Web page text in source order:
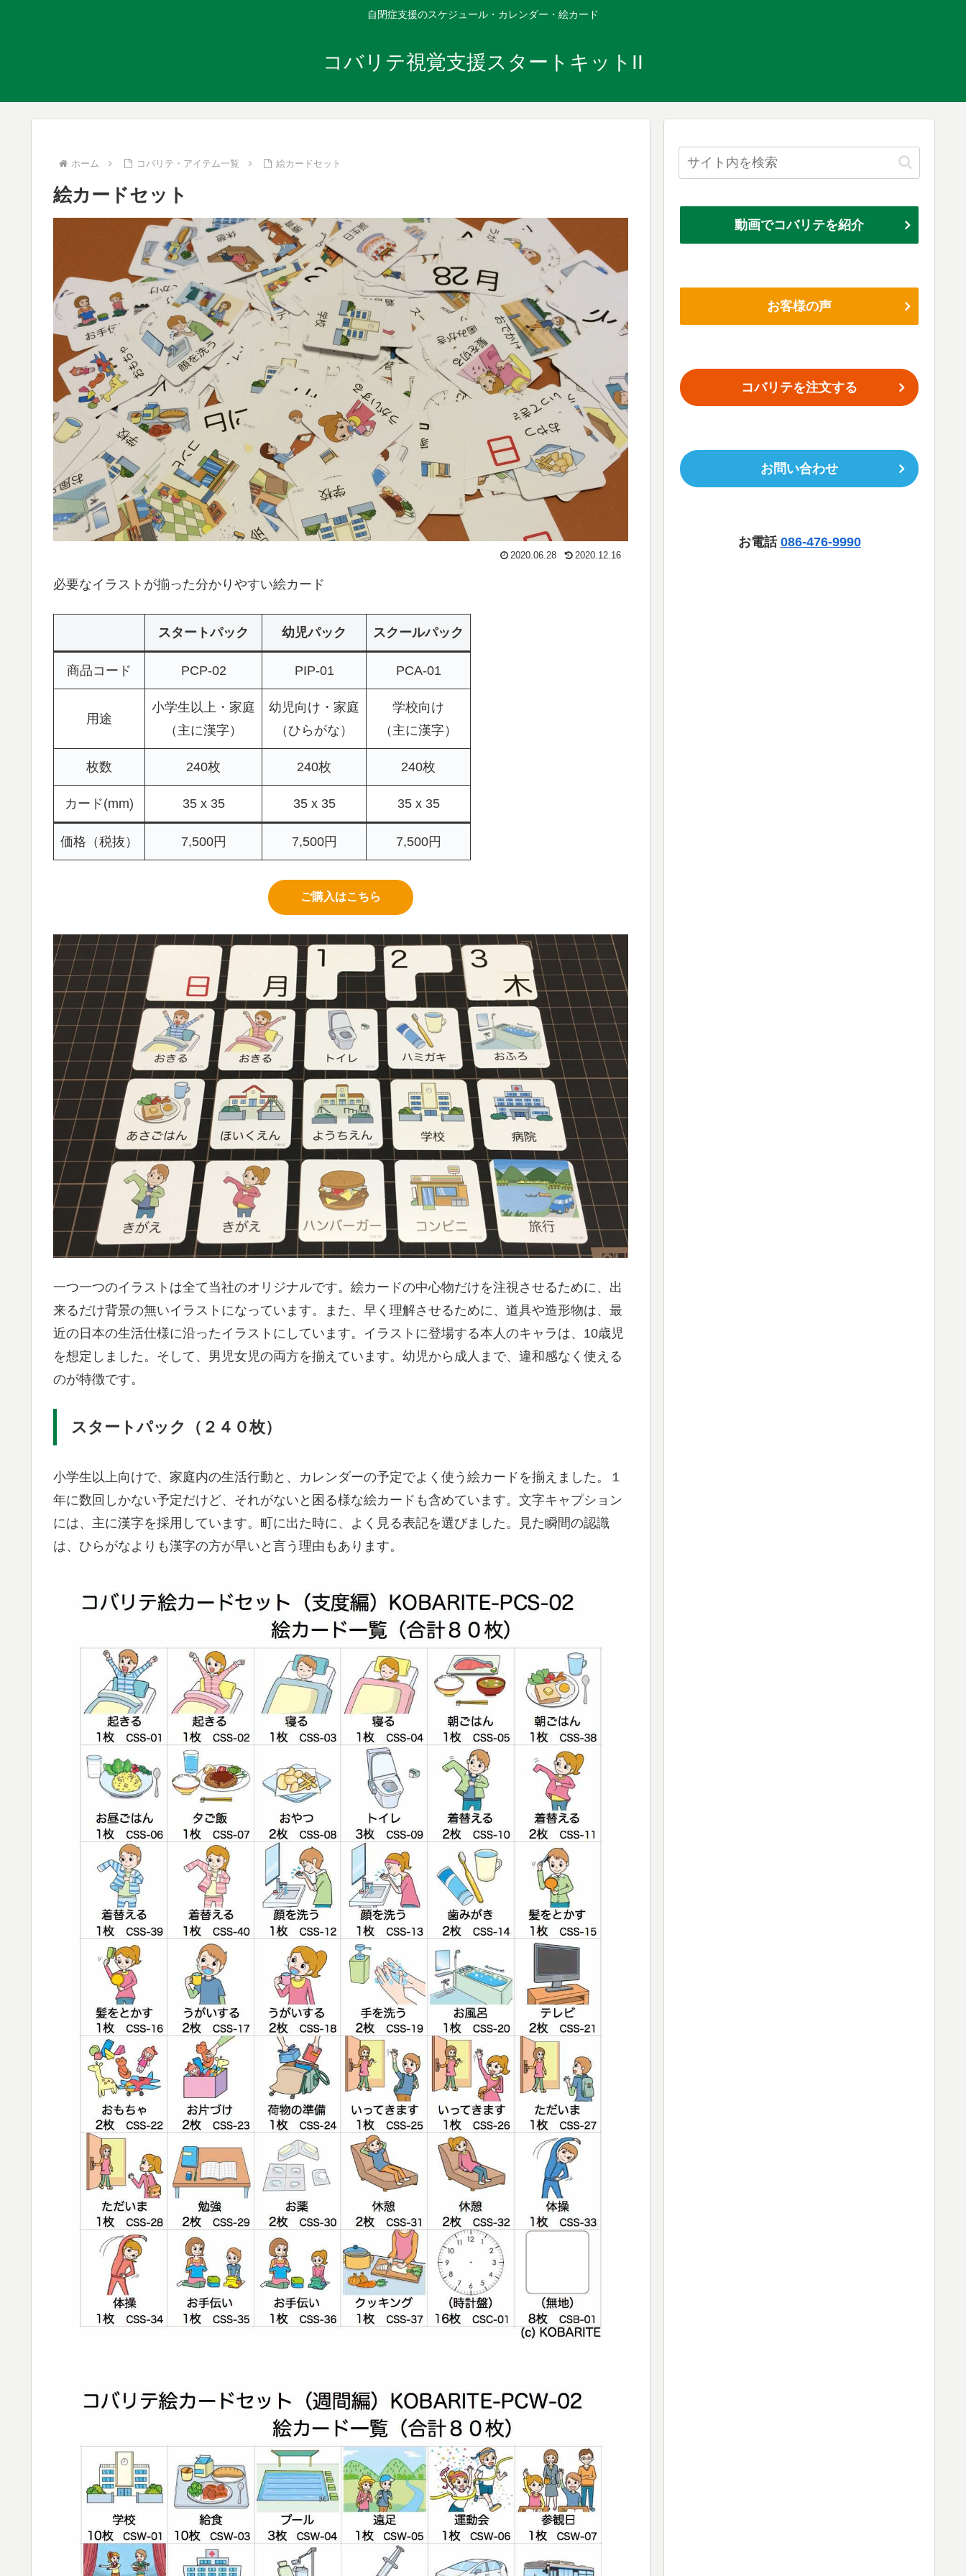
自閉症支援のスケジュール・カレンダー・絵カード
コバリテ視覚支援スタートキットII
ホーム コバリテ・アイテム一覧 絵カードセット
絵カードセット
2020.06.28 2020.12.16
必要なイラストが揃った分かりやすい絵カード
スタートパック 幼児パック スクールパック
商品コード PCP-02 PIP-01 PCA-01
用途
小学生以上・家庭
（主に漢字）
幼児向け・家庭
（ひらがな）
学校向け
（主に漢字）
枚数 240枚 240枚 240枚
カード(mm) 35 x 35 35 x 35 35 x 35
価格（税抜） 7,500円 7,500円 7,500円
ご購入はこちら
一つ一つのイラストは全て当社のオリジナルです。絵カードの中心物だけを注視させるために、出
来るだけ背景の無いイラストになっています。また、早く理解させるために、道具や造形物は、最
近の日本の生活仕様に沿ったイラストにしています。イラストに登場する本人のキャラは、10歳児
を想定しました。そして、男児女児の両方を揃えています。幼児から成人まで、違和感なく使える
のが特徴です。
スタートパック（２４０枚）
小学生以上向けで、家庭内の生活行動と、カレンダーの予定でよく使う絵カードを揃えました。１
年に数回しかない予定だけど、それがないと困る様な絵カードも含めています。文字キャプション
には、主に漢字を採用しています。町に出た時に、よく見る表記を選びました。見た瞬間の認識
は、ひらがなよりも漢字の方が早いと言う理由もあります。
動画でコバリテを紹介
お客様の声
コバリテを注文する
お問い合わせ
お電話 086-476-9990